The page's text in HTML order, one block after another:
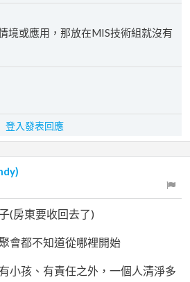
境或應用，那放在MIS技術組就沒有
登入發表回應
(房東要收回去了)
會都不知道從哪裡開始
小孩、有責任之外，一個人清淨多